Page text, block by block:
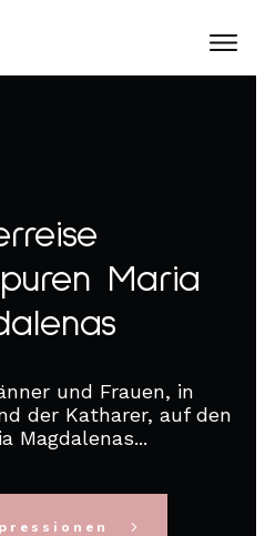
Maria
und Frauen, in
der Katharer, auf den
Magdalenas...